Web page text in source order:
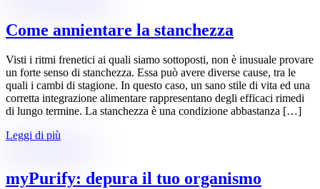
Come annientare la stanchezza
Visti i ritmi frenetici ai quali siamo sottoposti, non è inusuale provare
un forte senso di stanchezza. Essa può avere diverse cause, tra le
quali i cambi di stagione. In questo caso, un sano stile di vita ed una
corretta integrazione alimentare rappresentano degli efficaci rimedi
di lungo termine. La stanchezza è una condizione abbastanza […]
Leggi di più
myPurify: depura il tuo organismo